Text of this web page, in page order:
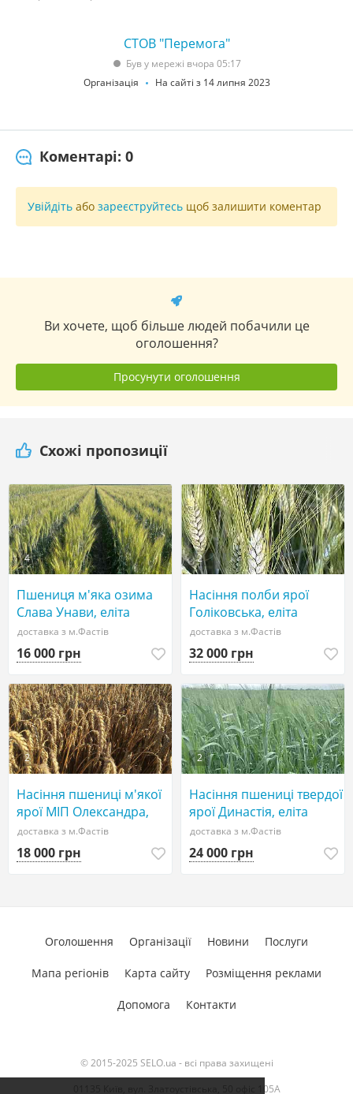
СТОВ "Перемога"
Був у мережі вчора 05:17
Організація
На сайті з 14 липня 2023
Коментарі: 0
Увійдіть або зареєструйтесь щоб залишити коментар
Ви хочете, щоб більше людей побачили це
оголошення?
Просунути оголошення
Схожі пропозиції
4
Пшениця м'яка озима
Слава Унави, еліта
доставка з м.Фастів
16 000 грн
2
Насіння полби ярої
Голіковська, еліта
доставка з м.Фастів
32 000 грн
2
Насіння пшениці м'якої
ярої МІП Олександра,
еліта
доставка з м.Фастів
18 000 грн
2
Насіння пшениці твердої
ярої Династія, еліта
доставка з м.Фастів
24 000 грн
© 2015-2025 SELO.ua - всі права захищені
01135 Київ, вул. Златоустівська, 50 офіс 105А
Оголошення Організації Новини Послуги
Мапа регіонів Карта сайту Розміщення реклами
Допомога Контакти